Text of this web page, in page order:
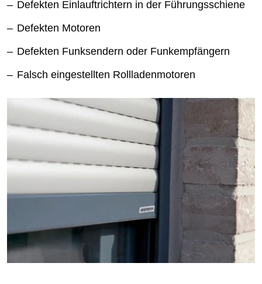
Defekten Einlauftrichtern in der Führungsschiene
Defekten Motoren
Defekten Funksendern oder Funkempfängern
Falsch eingestellten Rollladenmotoren